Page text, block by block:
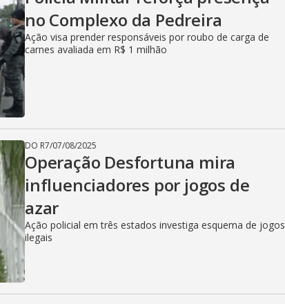
no Complexo da Pedreira
Ação visa prender responsáveis por roubo de carga de
carnes avaliada em R$ 1 milhão
DO R7/07/08/2025
Operação Desfortuna mira
influenciadores por jogos de
azar
Ação policial em três estados investiga esquema de jogos
ilegais